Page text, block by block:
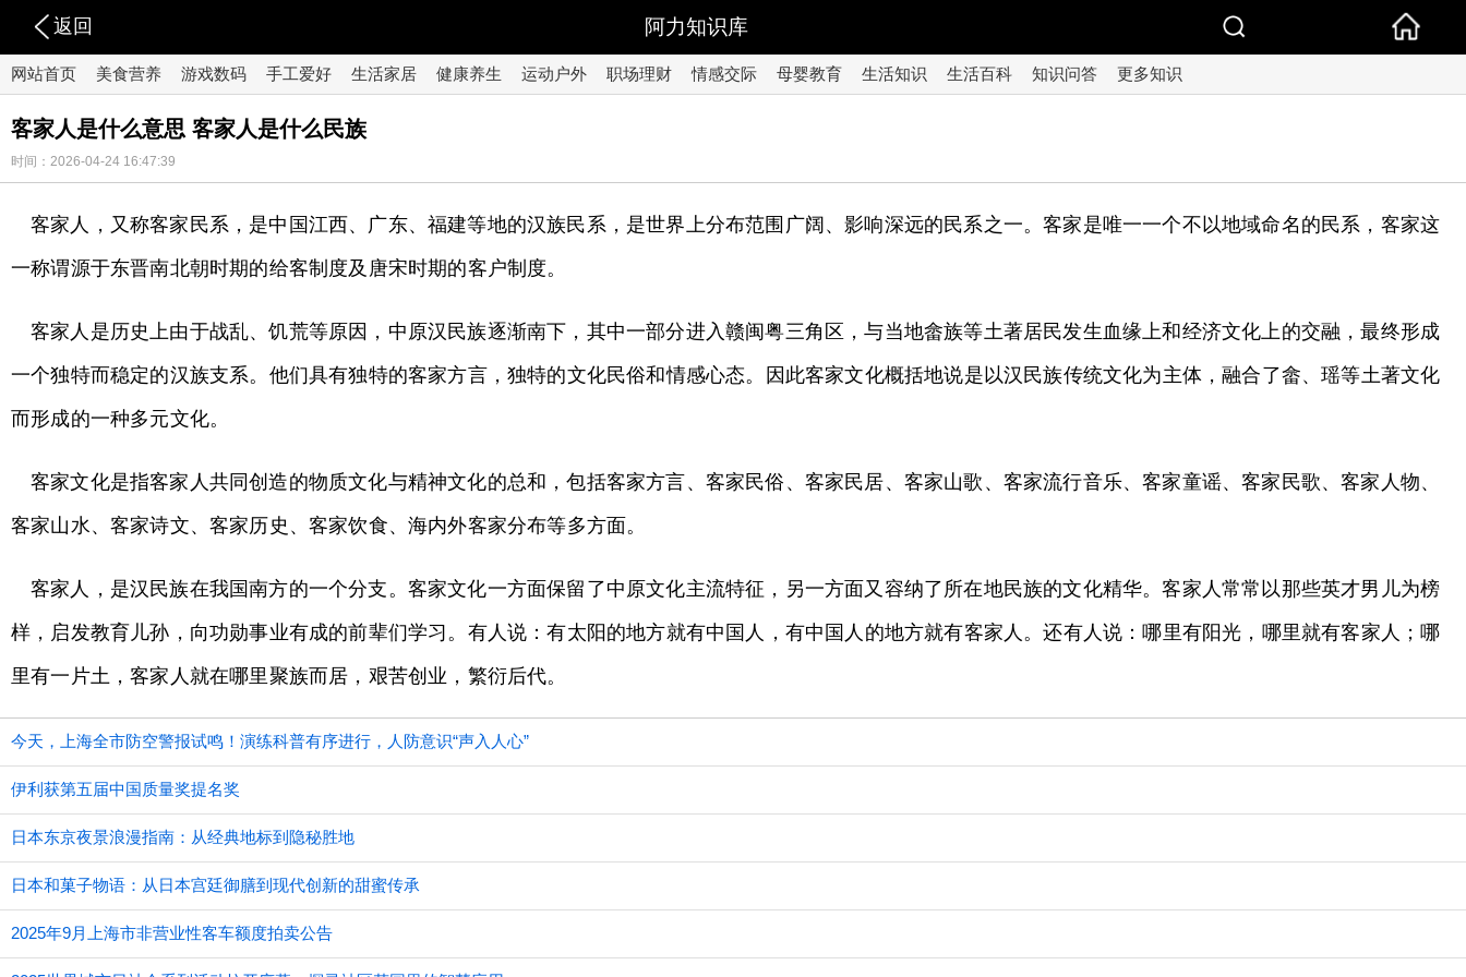
返回 阿力知识库
网站首页 美食营养 游戏数码 手工爱好 生活家居 健康养生 运动户外 职场理财 情感交际 母婴教育 生活知识 生活百科 知识问答 更多知识
客家人是什么意思 客家人是什么民族
时间：2026-04-24 16:47:39
客家人，又称客家民系，是中国江西、广东、福建等地的汉族民系，是世界上分布范围广阔、影响深远的民系之一。客家是唯一一个不以地域命名的民系，客家这
一称谓源于东晋南北朝时期的给客制度及唐宋时期的客户制度。
客家人是历史上由于战乱、饥荒等原因，中原汉民族逐渐南下，其中一部分进入赣闽粤三角区，与当地畲族等土著居民发生血缘上和经济文化上的交融，最终形成
一个独特而稳定的汉族支系。他们具有独特的客家方言，独特的文化民俗和情感心态。因此客家文化概括地说是以汉民族传统文化为主体，融合了畲、瑶等土著文化
而形成的一种多元文化。
客家文化是指客家人共同创造的物质文化与精神文化的总和，包括客家方言、客家民俗、客家民居、客家山歌、客家流行音乐、客家童谣、客家民歌、客家人物、
客家山水、客家诗文、客家历史、客家饮食、海内外客家分布等多方面。
客家人，是汉民族在我国南方的一个分支。客家文化一方面保留了中原文化主流特征，另一方面又容纳了所在地民族的文化精华。客家人常常以那些英才男儿为榜
样，启发教育儿孙，向功勋事业有成的前辈们学习。有人说：有太阳的地方就有中国人，有中国人的地方就有客家人。还有人说：哪里有阳光，哪里就有客家人；哪
里有一片土，客家人就在哪里聚族而居，艰苦创业，繁衍后代。
今天，上海全市防空警报试鸣！演练科普有序进行，人防意识“声入人心”
伊利获第五届中国质量奖提名奖
日本东京夜景浪漫指南：从经典地标到隐秘胜地
日本和菓子物语：从日本宫廷御膳到现代创新的甜蜜传承
2025年9月上海市非营业性客车额度拍卖公告